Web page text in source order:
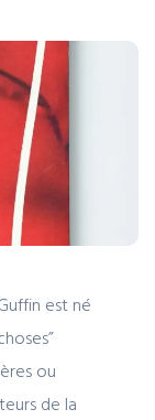
est né
ou
de la